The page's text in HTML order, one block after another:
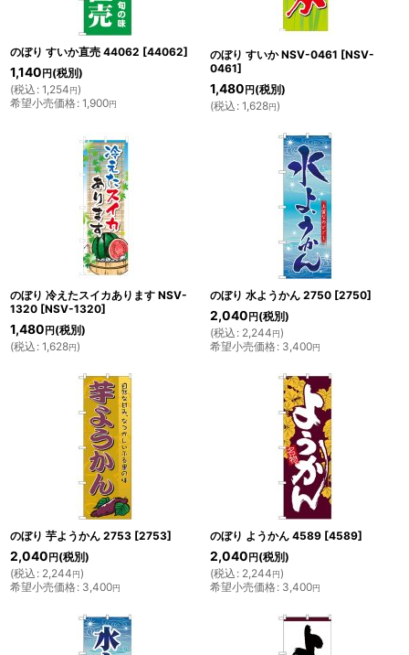
のぼり すいか直売 44062 [44062]
1,140 円 (税別)
(税込 : 1,254円)
希望小売価格: 1,900円
のぼり すいか NSV-0461 [NSV-
0461]
1,480 円 (税別)
(税込 : 1,628円)
のぼり 冷えたスイカあります NSV-
1320 [NSV-1320]
1,480 円 (税別)
(税込 : 1,628円)
のぼり 水ようかん 2750 [2750]
2,040 円 (税別)
(税込 : 2,244円)
希望小売価格: 3,400円
のぼり 芋ようかん 2753 [2753]
2,040 円 (税別)
(税込 : 2,244円)
希望小売価格: 3,400円
のぼり ようかん 4589 [4589]
2,040 円 (税別)
(税込 : 2,244円)
希望小売価格: 3,400円